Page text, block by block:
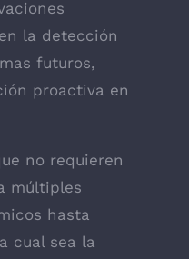
la detección
futuros,
proactiva en
no requieren
múltiples
hasta
cual sea la